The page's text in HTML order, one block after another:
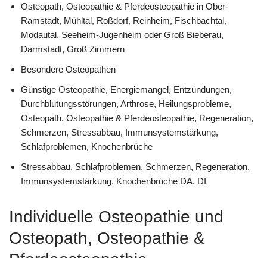
Osteopath, Osteopathie & Pferdeosteopathie in Ober-
Ramstadt, Mühltal, Roßdorf, Reinheim, Fischbachtal,
Modautal, Seeheim-Jugenheim oder Groß Bieberau,
Darmstadt, Groß Zimmern
Besondere Osteopathen
Günstige Osteopathie, Energiemangel, Entzündungen,
Durchblutungsstörungen, Arthrose, Heilungsprobleme,
Osteopath, Osteopathie & Pferdeosteopathie, Regeneration,
Schmerzen, Stressabbau, Immunsystemstärkung,
Schlafproblemen, Knochenbrüche
Stressabbau, Schlafproblemen, Schmerzen, Regeneration,
Immunsystemstärkung, Knochenbrüche DA, DI
Individuelle Osteopathie und
Osteopath, Osteopathie &